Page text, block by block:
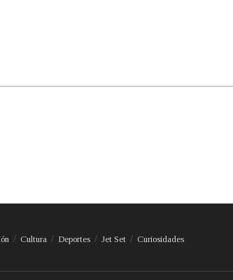
Cultura Deportes Jet Set Curiosidades